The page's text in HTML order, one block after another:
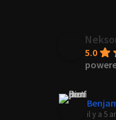
5.0
il y a 5